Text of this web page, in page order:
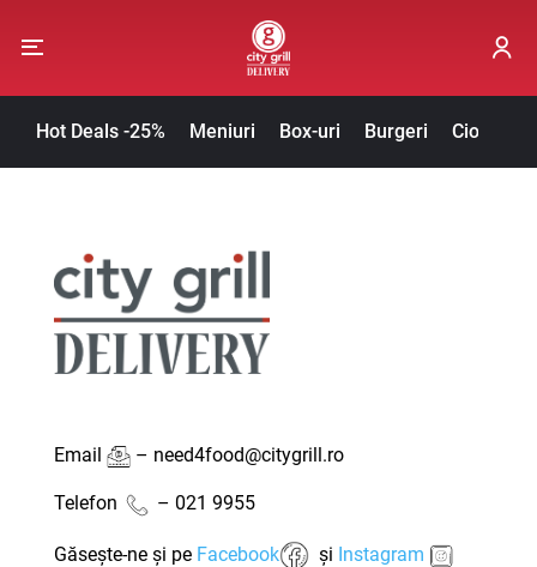
Hot Deals -25% Meniuri Box-uri Burgeri Ciorbe /
Email – need4food@citygrill.ro
Telefon – 021 9955
Găsește-ne și pe Facebook și Instagram